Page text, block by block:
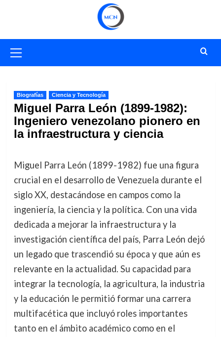
primario
Biografías Ciencia y Tecnología
Miguel Parra León (1899-1982):
Ingeniero venezolano pionero en
la infraestructura y ciencia
Miguel Parra León (1899-1982) fue una figura
crucial en el desarrollo de Venezuela durante el
siglo XX, destacándose en campos como la
ingeniería, la ciencia y la política. Con una vida
dedicada a mejorar la infraestructura y la
investigación científica del país, Parra León dejó
un legado que trascendió su época y que aún es
relevante en la actualidad. Su capacidad para
integrar la tecnología, la agricultura, la industria
y la educación le permitió formar una carrera
multifacética que incluyó roles importantes
tanto en el ámbito académico como en el